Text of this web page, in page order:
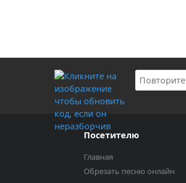
Посетителю
Главная
Обрезать песню онлайн